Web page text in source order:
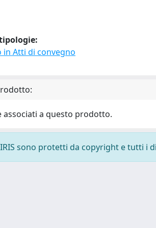
in Atti di convegno
associati a questo prodotto.
sono protetti da copyright e tutti i